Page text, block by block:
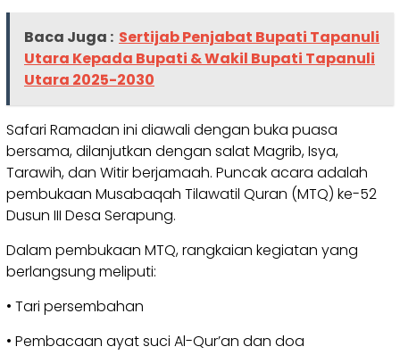
Baca Juga : Sertijab Penjabat Bupati Tapanuli
Utara Kepada Bupati & Wakil Bupati Tapanuli
Utara 2025-2030
Safari Ramadan ini diawali dengan buka puasa
bersama, dilanjutkan dengan salat Magrib, Isya,
Tarawih, dan Witir berjamaah. Puncak acara adalah
pembukaan Musabaqah Tilawatil Quran (MTQ) ke-52
Dusun III Desa Serapung.
Dalam pembukaan MTQ, rangkaian kegiatan yang
berlangsung meliputi:
• Tari persembahan
• Pembacaan ayat suci Al-Qur’an dan doa